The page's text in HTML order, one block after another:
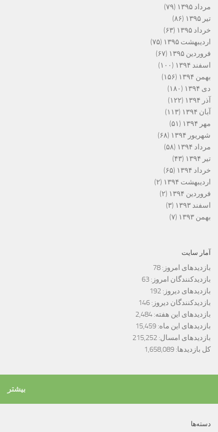
مرداد ۱۳۹۵
(۷۹)
تیر ۱۳۹۵
(۸۶)
خرداد ۱۳۹۵
(۶۳)
اردیبهشت ۱۳۹۵
(۷۵)
فروردین ۱۳۹۵
(۶۷)
اسفند ۱۳۹۴
(۱۰۰)
بهمن ۱۳۹۴
(۱۵۶)
دی ۱۳۹۴
(۱۸۰)
آذر ۱۳۹۴
(۱۲۲)
آبان ۱۳۹۴
(۱۱۳)
مهر ۱۳۹۴
(۵۱)
شهریور ۱۳۹۴
(۶۸)
مرداد ۱۳۹۴
(۵۸)
تیر ۱۳۹۴
(۴۳)
خرداد ۱۳۹۴
(۶۵)
اردیبهشت ۱۳۹۴
(۲)
فروردین ۱۳۹۴
(۲)
اسفند ۱۳۹۳
(۳)
بهمن ۱۳۹۳
(۷)
آمار سایت
بازدیدهای امروز: 78
بازدیدکنندگان امروز: 63
بازدیدهای دیروز: 192
بازدیدکنندگان دیروز: 146
بازدیدهای این هفته: 2,484
بازدیدهای این ماه: 15,459
بازدیدهای امسال: 215,252
کل بازدیدها: 1,658,089
بیشتر
دسته‌ها